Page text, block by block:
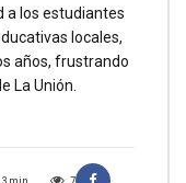
a los estudiantes
locales,
años, frustrando
La Unión.